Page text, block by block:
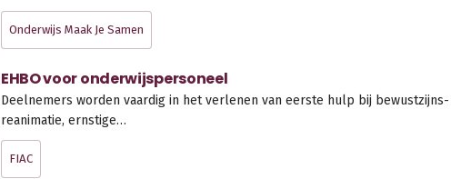
Onderwijs Maak Je Samen
EHBO voor onderwijspersoneel
Deelnemers worden vaardig in het verlenen van eerste hulp bij
reanimatie, ernstige…
FIAC